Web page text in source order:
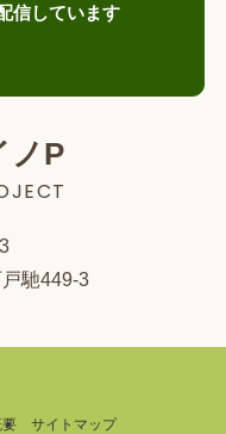
ノP
馳449-3
信しています
サイトマップ